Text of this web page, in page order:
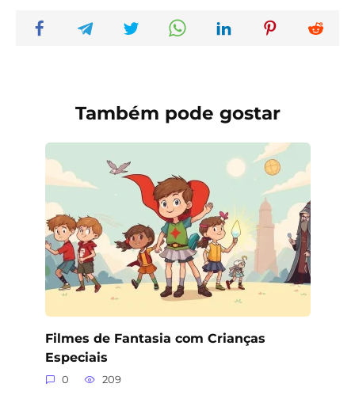
Também pode gostar
Filmes de Fantasia com Crianças
Especiais
0 209